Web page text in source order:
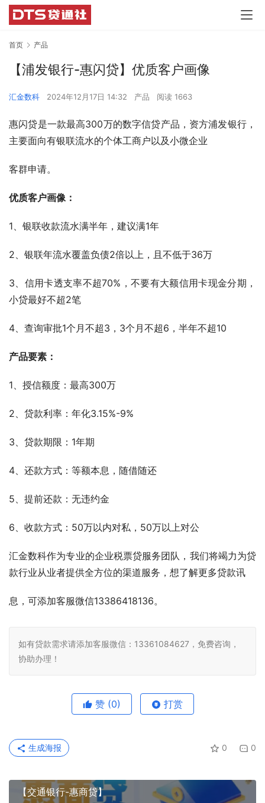
首页 产品
【浦发银行-惠闪贷】优质客户画像
汇金数科 2024年12月17日 14:32 产品 阅读 1663
惠闪贷是一款最高300万的数字信贷产品，资方浦发银行，
主要面向有银联流水的个体工商户以及小微企业
客群申请。
优质客户画像：
1、银联收款流水满半年，建议满1年
2、银联年流水覆盖负债2倍以上，且不低于36万
3、信用卡透支率不超70%，不要有大额信用卡现金分期，
小贷最好不超2笔
4、查询审批1个月不超3，3个月不超6，半年不超10
产品要素：
1、授信额度：最高300万
2、贷款利率：年化3.15%-9%
3、贷款期限：1年期
4、还款方式：等额本息，随借随还
5、提前还款：无违约金
6、收款方式：50万以内对私，50万以上对公
汇金数科作为专业的企业税票贷服务团队，我们将竭力为贷
款行业从业者提供全方位的渠道服务，想了解更多贷款讯
息，可添加客服微信13386418136。
如有贷款需求请添加客服微信：13361084627，免费咨询，
协助办理！
赞 (0) 打赏
0 0
生成海报
【交通银行-惠商贷】